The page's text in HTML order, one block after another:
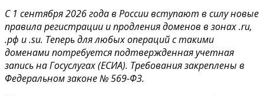
С 1 сентября 2026 года в России вступают в силу новые
правила регистрации и продления доменов в зонах .ru,
.рф и .su. Теперь для любых операций с такими
доменами потребуется подтвержденная учетная
запись на Госуслугах (ЕСИА). Требования закреплены в
Федеральном законе № 569-ФЗ.